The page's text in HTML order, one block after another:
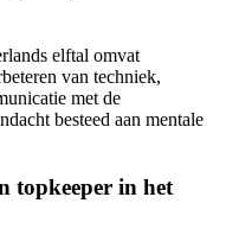
elftal omvat
van techniek,
met de
besteed aan mentale
topkeeper in het